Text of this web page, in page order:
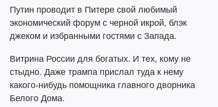
Путин проводит в Питере свой любимый
экономический форум с черной икрой, блэк
джеком и избранными гостями с Запада.
Витрина России для богатых. И тех, кому не
стыдно. Даже трампа прислал туда к нему
какого-нибудь помощника главного дворника
Белого Дома.